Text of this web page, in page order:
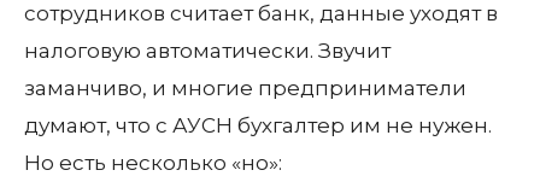
сотрудников считает банк, данные уходят в
налоговую автоматически. Звучит
заманчиво, и многие предприниматели
думают, что с АУСН бухгалтер им не нужен.
Но есть несколько «но»: